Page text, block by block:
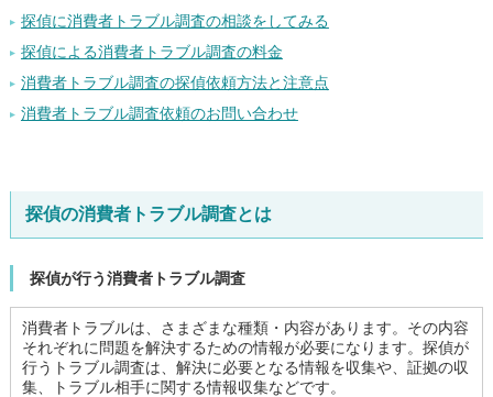
探偵に消費者トラブル調査の相談をしてみる
探偵による消費者トラブル調査の料金
消費者トラブル調査の探偵依頼方法と注意点
消費者トラブル調査依頼のお問い合わせ
探偵の消費者トラブル調査とは
探偵が行う消費者トラブル調査
消費者トラブルは、さまざまな種類・内容があります。その内容
それぞれに問題を解決するための情報が必要になります。探偵が
行うトラブル調査は、解決に必要となる情報を収集や、証拠の収
集、トラブル相手に関する情報収集などです。